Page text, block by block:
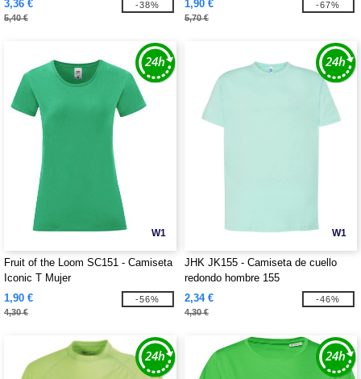
3,36 €
5,40 €
-38% 1,90 €
5,70 €
-67%
W1
Fruit of the Loom SC151 - Camiseta
Iconic T Mujer
1,90 €
4,30 €
-56%
W1
JHK JK155 - Camiseta de cuello
redondo hombre 155
2,34 €
4,30 €
-46%